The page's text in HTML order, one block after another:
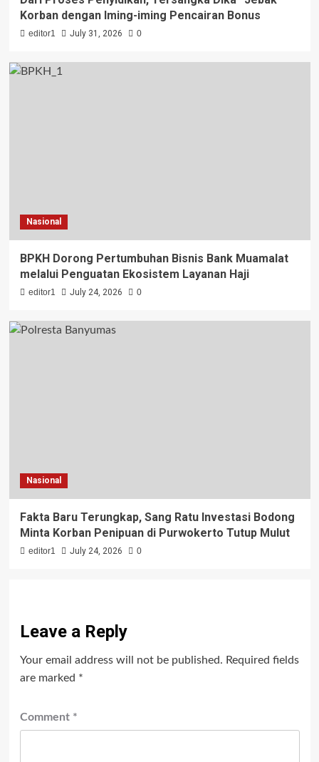
Korban dengan Iming-iming Pencairan Bonus
editor1 July 31, 2026 0
Nasional
BPKH Dorong Pertumbuhan Bisnis Bank Muamalat
melalui Penguatan Ekosistem Layanan Haji
editor1 July 24, 2026 0
Nasional
Fakta Baru Terungkap, Sang Ratu Investasi Bodong
Minta Korban Penipuan di Purwokerto Tutup Mulut
editor1 July 24, 2026 0
Leave a Reply
Your email address will not be published. Required fields
are marked *
Comment *